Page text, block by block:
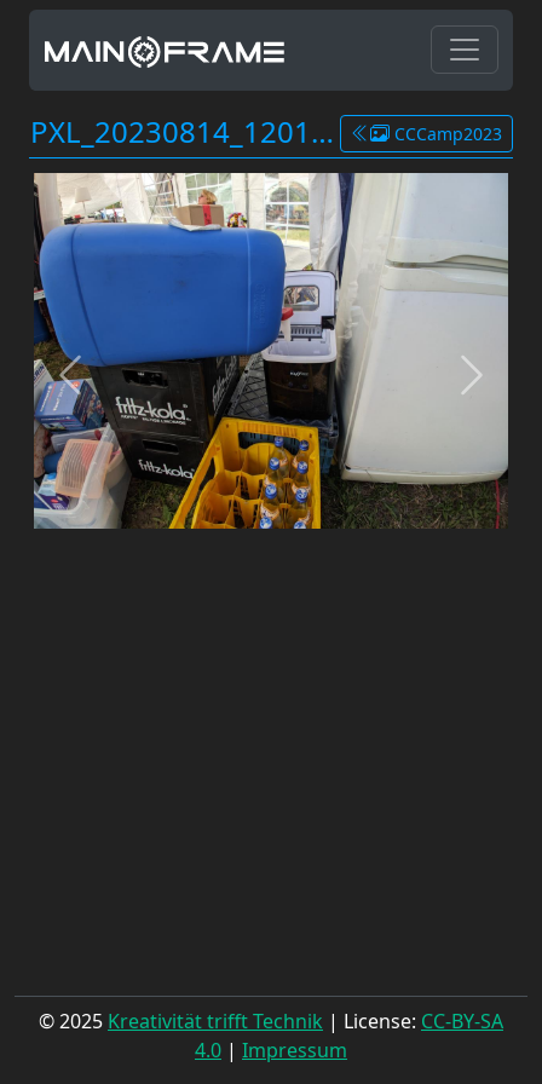
PXL_20230814_120137654.jpg CCCamp2023
© 2025 Kreativität trifft Technik | License: CC-BY-SA
4.0 | Impressum